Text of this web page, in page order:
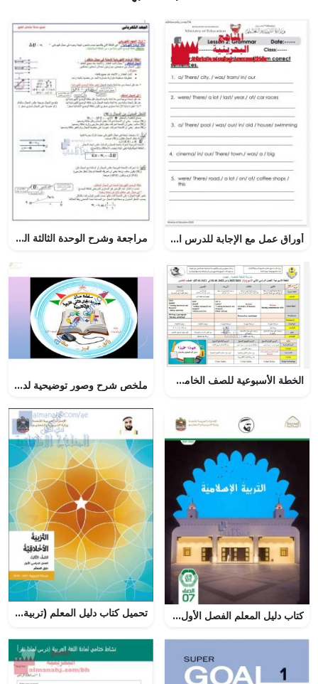
أوراق عمل مع الإجابة للدرس الثاني من الوحدة الثامنة مراجعة وشرح الوحدة الثالثة الجهد الكهربائي مع تدريبات والحل, (فيزياء) الثاني عشر المتقدم
الخطة الأسبوعية للصف الخامس الأسبوع الأول لمدرسة الشعلة الخاصة, (المدارس) الخامس ملخص شرح وصور توضيحية لدرس أيام الأسبوع نموذج ثان مع اختبارات الكترونية (رياضيات) الأول
كتاب دليل المعلم الفصل الأول , (تربية اسلامية) السابع تحميل كتاب دليل المعلم (تربية أخلاقية) الثالث